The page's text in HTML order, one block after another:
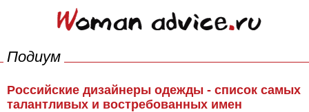
Подиум
Российские дизайнеры одежды - список самых
талантливых и востребованных имен